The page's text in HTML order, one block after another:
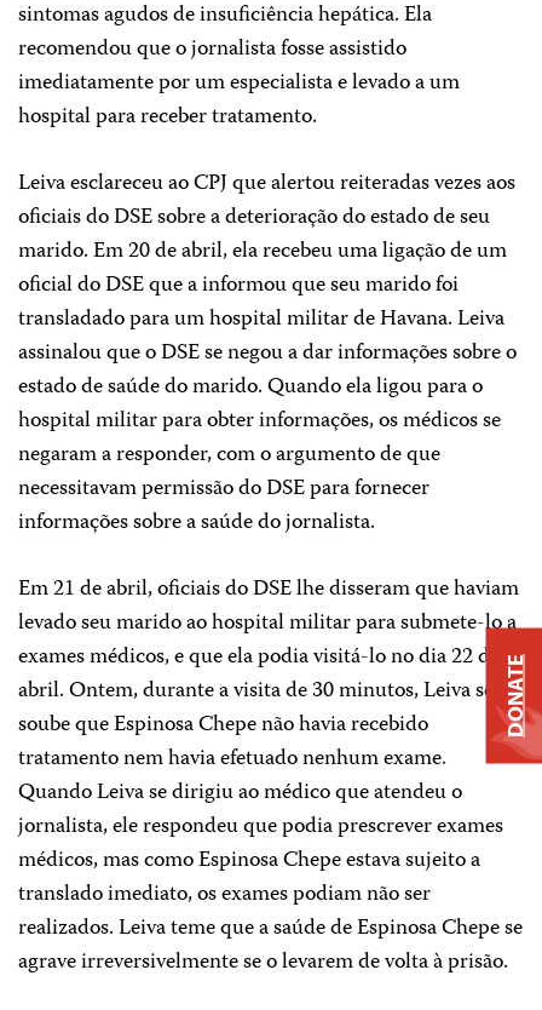
sintomas agudos de insuficiência hepática. Ela
recomendou que o jornalista fosse assistido
imediatamente por um especialista e levado a um
hospital para receber tratamento.
Leiva esclareceu ao CPJ que alertou reiteradas vezes aos
oficiais do DSE sobre a deterioração do estado de seu
marido. Em 20 de abril, ela recebeu uma ligação de um
oficial do DSE que a informou que seu marido foi
transladado para um hospital militar de Havana. Leiva
assinalou que o DSE se negou a dar informações sobre o
estado de saúde do marido. Quando ela ligou para o
hospital militar para obter informações, os médicos se
negaram a responder, com o argumento de que
necessitavam permissão do DSE para fornecer
informações sobre a saúde do jornalista.
Em 21 de abril, oficiais do DSE lhe disseram que haviam
levado seu marido ao hospital militar para submete-lo a
exames médicos, e que ela podia visitá-lo no dia 22 de
abril. Ontem, durante a visita de 30 minutos, Leiva se
soube que Espinosa Chepe não havia recebido
tratamento nem havia efetuado nenhum exame.
Quando Leiva se dirigiu ao médico que atendeu o
jornalista, ele respondeu que podia prescrever exames
médicos, mas como Espinosa Chepe estava sujeito a
translado imediato, os exames podiam não ser
realizados. Leiva teme que a saúde de Espinosa Chepe se
agrave irreversivelmente se o levarem de volta à prisão.
DONATE